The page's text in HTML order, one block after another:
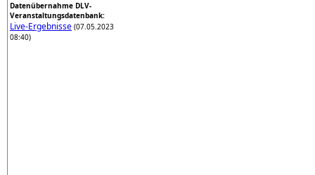
Datenübernahme DLV-
Veranstaltungsdatenbank:
Live-Ergebnisse (07.05.2023
08:40)